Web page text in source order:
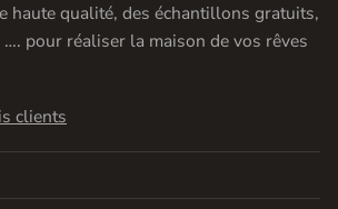
haute qualité, des échantillons gratuits,
pour réaliser la maison de vos rêves
clients